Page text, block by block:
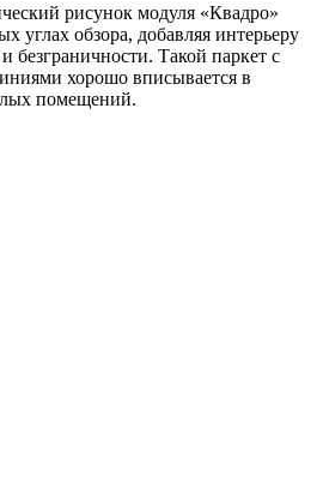
рисунок модуля «Квадро»
углах обзора, добавляя интерьеру
безграничности. Такой паркет с
хорошо вписывается в
помещений.